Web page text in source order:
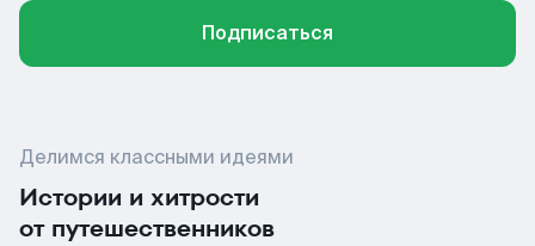
Подписаться
Делимся классными идеями
Истории и хитрости
от путешественников